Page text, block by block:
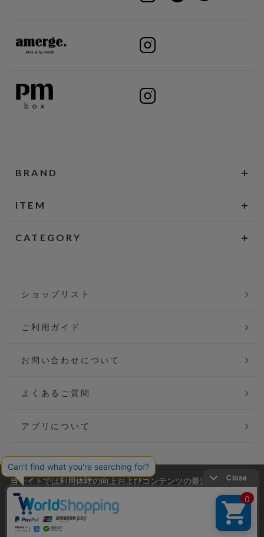
BRAND
ITEM
CATEGORY
ショップリスト
ご利用ガイド
お問い合わせについて
よくあるご質問
アプリについて
会社概要
ご利用規約
当サイトでは利用体験の向上およびコンテンツの最適な提供、ト
ラフィックの分析を目的としてCookieを使用しています。
サイトの閲覧を継続された場合、Cookieの利用に同意したことも
のといたします。
詳細については
をご確認ください。